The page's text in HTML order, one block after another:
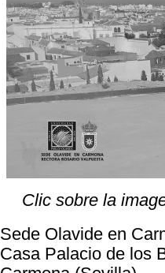
Clic sobre la
Sede Olavide en
Casa Palacio de los